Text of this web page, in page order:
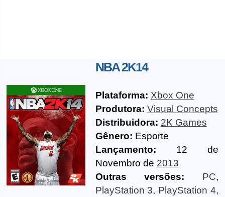
NBA 2K14
Plataforma: Xbox One
Produtora: Visual Concepts
Distribuidora: 2K Games
Gênero: Esporte
Lançamento: 12 de
Novembro de 2013
Outras versões:
PC,
PlayStation 3, PlayStation 4,